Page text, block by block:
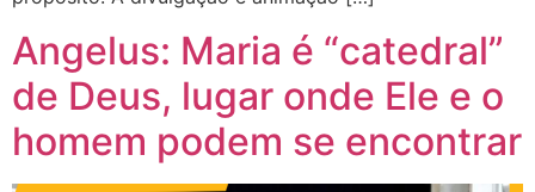
Angelus: Maria é “catedral”
de Deus, lugar onde Ele e o
homem podem se encontrar